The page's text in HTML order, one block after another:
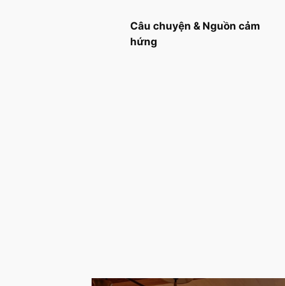
Câu chuyện & Nguồn cảm
hứng